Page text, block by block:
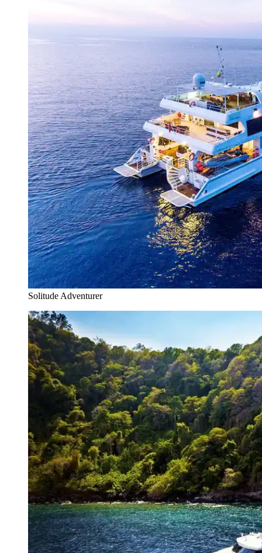
Solitude Adventurer